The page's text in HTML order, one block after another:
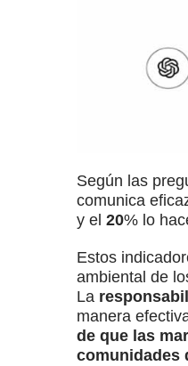
Según las
comunica
y el 20% lo
Estos
ambiental de
La
manera
de que las
comunidades